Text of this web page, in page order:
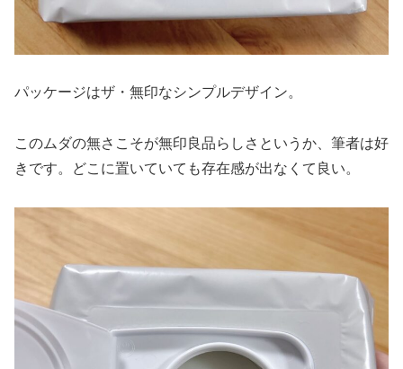
パッケージはザ・無印なシンプルデザイン。
このムダの無さこそが無印良品らしさというか、筆者は好
きです。どこに置いていても存在感が出なくて良い。